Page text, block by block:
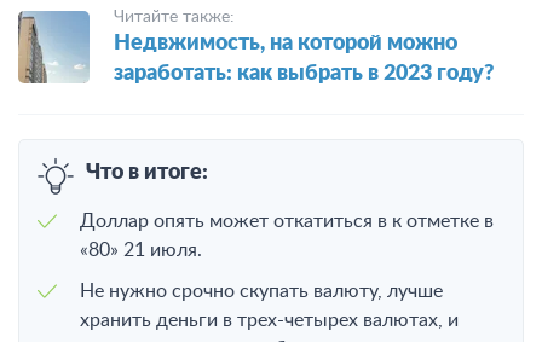
Читайте также:
Недвжимость, на которой можно
заработать: как выбрать в 2023 году?
Что в итоге:
Доллар опять может откатиться в к отметке в
«80» 21 июля.
Не нужно срочно скупать валюту, лучше
хранить деньги в трех-четырех валютах, и